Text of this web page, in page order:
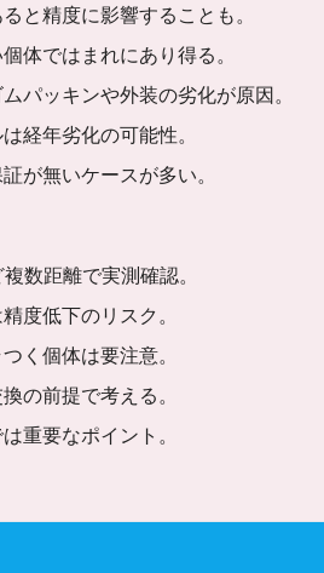
と精度に影響することも。
体ではまれにあり得る。
ムパッキンや外装の劣化が原因。
経年劣化の可能性。
が無いケースが多い。
数距離で実測確認。
度低下のリスク。
く個体は要注意。
の前提で考える。
重要なポイント。